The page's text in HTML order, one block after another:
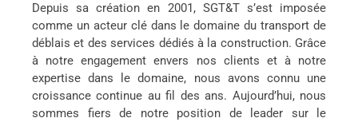
Depuis sa création en 2001, SGT&T s’est imposée
comme un acteur clé dans le domaine du transport de
déblais et des services dédiés à la construction. Grâce
à notre engagement envers nos clients et à notre
expertise dans le domaine, nous avons connu une
croissance continue au fil des ans. Aujourd’hui, nous
sommes fiers de notre position de leader sur le